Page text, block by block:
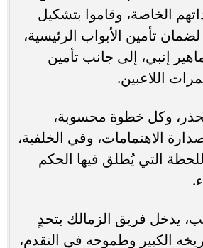
الخاصة، وقاموا بتشكيل
تأمين الأبواب الرئيسية،
إنبي، إلى جانب تأمين
اللاعبين.
وكل خطوة محسوبة،
الاهتمامات، وفي الخلفية،
التي يُطلق فيها الحكم
يدخل فريق الزمالك بتحدٍ
الكبير وطموحه في التقدم،